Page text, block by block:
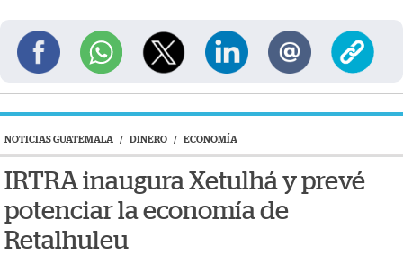
NOTICIAS GUATEMALA / DINERO / ECONOMÍA
IRTRA inaugura Xetulhá y prevé
potenciar la economía de
Retalhuleu